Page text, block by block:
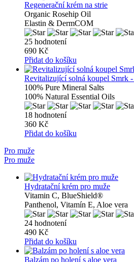
Regenerační krém na strie
Organic Rosehip Oil
Elastin & DermCOM
25 hodnotení
690 Kč
Přidat do košíku
Revitalizující solná koupel Smrk
100% Pure Mineral Salts
100% Natural Essential Oils
18 hodnotení
360 Kč
Přidat do košíku
Pro muže
Pro muže
Hydratační krém pro muže
Vitamin C, BlueShield®
Panthenol, Vitamín E, Aloe vera
24 hodnotení
490 Kč
Přidat do košíku
Balzám po holení s aloe vera